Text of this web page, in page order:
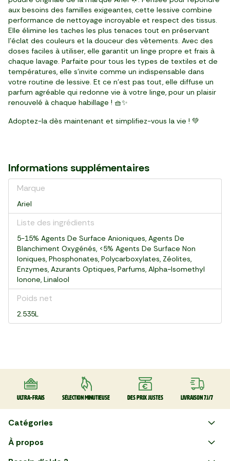
aux besoins des familles exigeantes, cette lessive combine
performance de nettoyage incroyable et respect des tissus.
Elle élimine les taches les plus tenaces tout en préservant
l'éclat des couleurs et la douceur des vêtements. Avec des
doses faciles à utiliser, elle garantit un linge propre et frais à
chaque lavage. Parfaite pour tous les types de textiles et de
températures, elle s'invite comme un indispensable dans
votre routine de lessive. Et ce n’est pas tout, elle diffuse un
parfum agréable qui redonne vie à votre linge, pour un plaisir
renouvelé à chaque habillage ! 🧺✨
Adoptez-la dès maintenant et simplifiez-vous la vie ! 💚
Informations supplémentaires
Marque
Ariel
Liste des ingrédients
5-15% Agents De Surface Anioniques, Agents De
Blanchiment Oxygénés, <5% Agents De Surface Non
Ioniques, Phosphonates, Polycarboxylates, Zéolites,
Enzymes, Azurants Optiques, Parfums, Alpha-Isomethyl
Ionone, Linalool
Poids net
2.535L
Ultra-frais Sélection minutieuse Des prix justes Livraison 7J/7
Catégories
Faire ses courses en ligne
À propos